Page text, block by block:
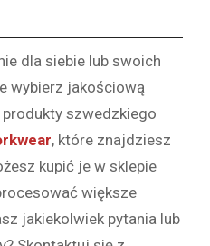
dla siebie lub swoich
wybierz jakościową
szwedzkiego
, które znajdziesz
kupić je w sklepie
większe
jakiekolwiek pytania lub